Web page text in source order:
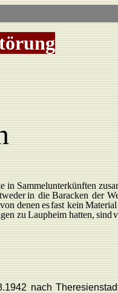
in Sammelunterkünften
in die Baracken der W
von denenesfast kein Material
zu Laupheim hatten,sind
nach There